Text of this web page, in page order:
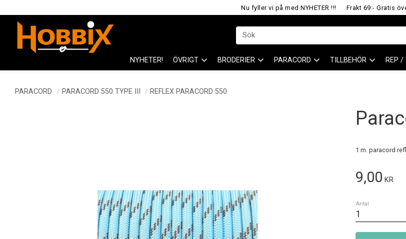
Nu fyller vi på med NYHETER !!! Frakt 69:- Gratis
NYHETER! ÖVRIGT BRODERIER PARACORD TILLBEHÖR REP /
PARACORD PARACORD 550 TYPE III REFLEX PARACORD 550
1 m. paracord
9,00 KR
Antal